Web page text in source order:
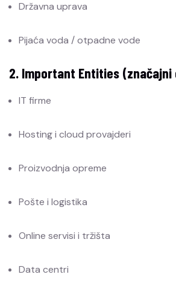
Državna uprava
Pijaća voda / otpadne vode
2. Important Entities
IT firme
Hosting i cloud provajderi
Proizvodnja opreme
Pošte i logistika
Online servisi i tržišta
Data centri